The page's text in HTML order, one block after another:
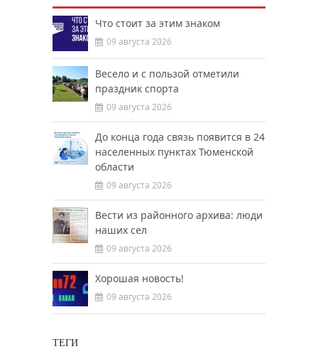
Что стоит за этим знаком
09 августа 2026
Весело и с пользой отметили
праздник спорта
09 августа 2026
До конца года связь появится в 24
населенных пунктах Тюменской
области
09 августа 2026
Вести из районного архива: люди
наших сел
09 августа 2026
Хорошая новость!
09 августа 2026
ТЕГИ